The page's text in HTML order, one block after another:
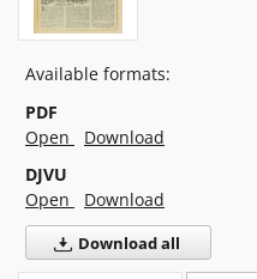
Available formats:
PDF
Open
Download
DJVU
Open
Download
Download all